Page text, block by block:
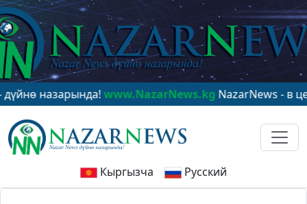
назарында!www.NazarNews.kgNazarNews - в
Кыргызча Русский